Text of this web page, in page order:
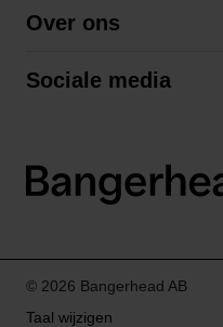
Algemene voorwaarden
Over ons
Sociale media
LinkedIn
© 2026 Bangerhead AB
Taal wijzigen